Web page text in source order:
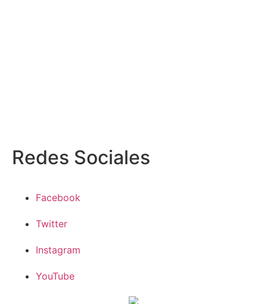
Redes Sociales
Facebook
Twitter
Instagram
YouTube